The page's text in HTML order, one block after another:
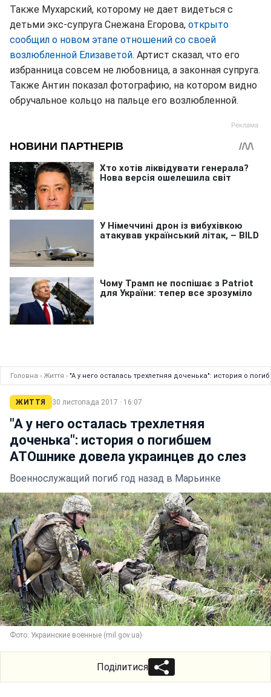
Также Мухарский, которому не дает видеться с
детьми экс-супруга Снежана Егорова, открыто
сообщил о новом этапе отношений со своей
возлюбленной Елизаветой. Артист сказал, что его
избранница совсем не любовница, а законная супруга.
Также Антин показал фотографию, на котором видно
обручальное кольцо на пальце его возлюбленной.
Головна › Життя › "А у него осталась трехлетняя доченька": история о
ЖИТТЯ 30 листопада 2017 · 16:07
"А у него осталась трехлетняя
доченька": история о погибшем
АТОшнике довела украинцев до слез
Военнослужащий погиб год назад в Марьинке
Фото: Украинские военные (mil.gov.ua)
Поділитися